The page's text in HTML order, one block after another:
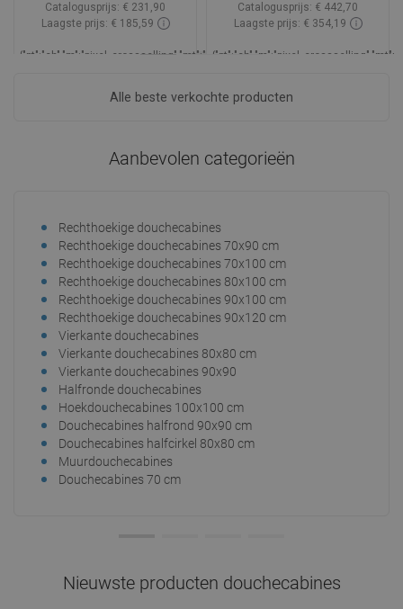
Catalogusprijs: € 231,90
Laagste prijs: € 185,59
_LSCESIEND_
favorite_border Favoriet
Catalogusprijs: € 442,70
Laagste prijs: € 354,19
Vergelijk
Alle beste verkochte producten
Aanbevolen categorieën
Rechthoekige douchecabines
Rechthoekige douchecabines 70x90 cm
Rechthoekige douchecabines 70x100 cm
Rechthoekige douchecabines 80x100 cm
Rechthoekige douchecabines 90x100 cm
Rechthoekige douchecabines 90x120 cm
Vierkante douchecabines
Vierkante douchecabines 80x80 cm
Vierkante douchecabines 90x90
Halfronde douchecabines
Hoekdouchecabines 100x100 cm
Douchecabines halfrond 90x90 cm
Douchecabines halfcirkel 80x80 cm
Muurdouchecabines
Douchecabines 70 cm
Nieuwste producten douchecabines